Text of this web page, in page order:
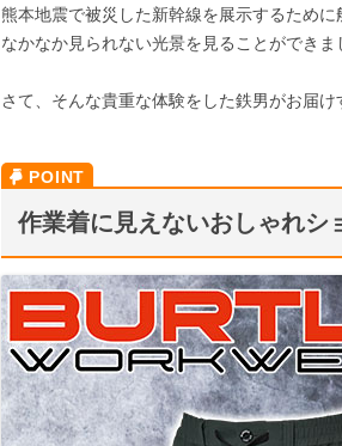
熊本地震で被災した新幹線を展示するため
なかなか見られない光景を見ることができま
さて、そんな貴重な体験をした鉄男がお届
作業着に見えないおしゃれシ